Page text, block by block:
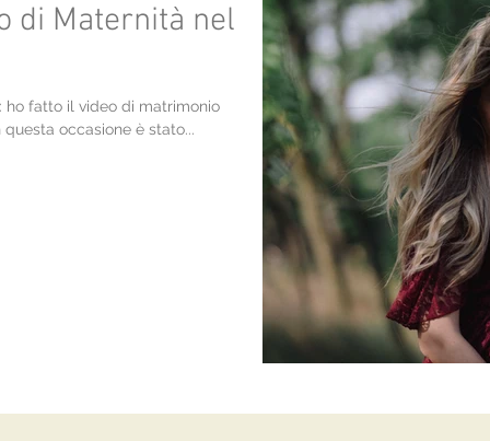
di Maternità nel
ho fatto il video di matrimonio
occasione è stato...